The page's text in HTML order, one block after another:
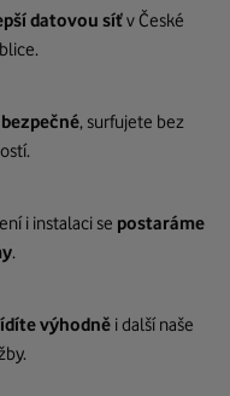
datovou síťv České
bezpečné, surfujete bez
i instalaci se postaráme
.
výhodně i další naše